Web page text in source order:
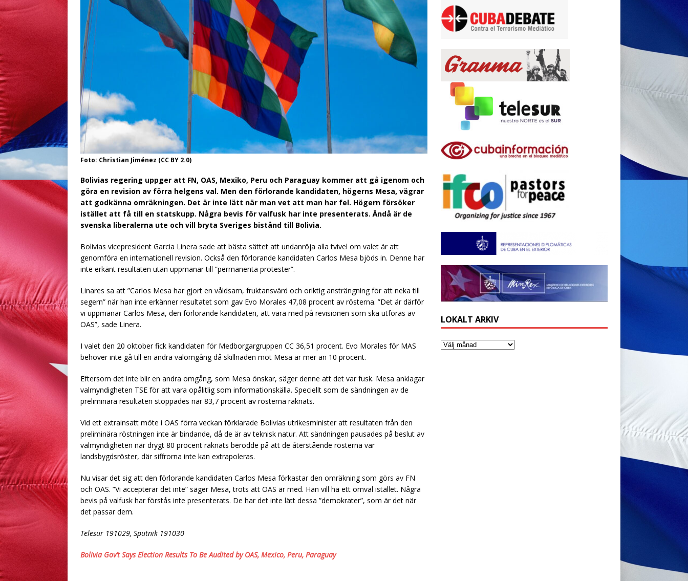
Foto: Christian Jiménez (CC BY 2.0)
Bolivias regering uppger att FN, OAS, Mexiko, Peru och Paraguay kommer att gå igenom och
göra en revision av förra helgens val. Men den förlorande kandidaten, högerns Mesa, vägrar
att godkänna omräkningen. Det är inte lätt när man vet att man har fel. Högern försöker
istället att få till en statskupp. Några bevis för valfusk har inte presenterats. Ändå är de
svenska liberalerna ute och vill bryta Sveriges bistånd till Bolivia.
Bolivias vicepresident Garcia Linera sade att bästa sättet att undanröja alla tvivel om valet är att
genomföra en internationell revision. Också den förlorande kandidaten Carlos Mesa bjöds in. Denne har
inte erkänt resultaten utan uppmanar till ”permanenta protester”.
Linares sa att ”Carlos Mesa har gjort en våldsam, fruktansvärd och oriktig ansträngning för att neka till
segern” när han inte erkänner resultatet som gav Evo Morales 47,08 procent av rösterna. ”Det är därför
vi uppmanar Carlos Mesa, den förlorande kandidaten, att vara med på revisionen som ska utföras av
OAS”, sade Linera.
I valet den 20 oktober fick kandidaten för Medborgargruppen CC 36,51 procent. Evo Morales för MAS
behöver inte gå till en andra valomgång då skillnaden mot Mesa är mer än 10 procent.
Eftersom det inte blir en andra omgång, som Mesa önskar, säger denne att det var fusk. Mesa anklagar
valmyndigheten TSE för att vara opålitlig som informationskälla. Speciellt som de sändningen av de
preliminära resultaten stoppades när 83,7 procent av rösterna räknats.
Vid ett extrainsatt möte i OAS förra veckan förklarade Bolivias utrikesminister att resultaten från den
preliminära röstningen inte är bindande, då de är av teknisk natur. Att sändningen pausades på beslut av
valmyndigheten när drygt 80 procent räknats berodde på att de återstående rösterna var
landsbygdsröster, där siffrorna inte kan extrapoleras.
Nu visar det sig att den förlorande kandidaten Carlos Mesa förkastar den omräkning som görs av FN
och OAS. ”Vi accepterar det inte” säger Mesa, trots att OAS är med. Han vill ha ett omval istället. Några
bevis på valfusk har förstås inte presenterats. De har det inte lätt dessa ”demokrater”, som är det när
det passar dem.
Telesur 191029, Sputnik 191030
Bolivia Gov’t Says Election Results To Be Audited by OAS, Mexico, Peru, Paraguay
LOKALT ARKIV